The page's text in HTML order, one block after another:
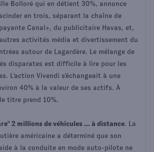
Bolloré qui en détient 30%, annonce
en trois, séparant la chaîne de
Canal+, du publicitaire Havas, et,
activités média et divertissement du
autour de Lagardère. Le mélange de
disparates est difficile à lire pour les
L'action Vivendi s'échangeait à une
40% à la valeur de ses actifs. À
titre prend 10%.
2 millions de véhicules ... à distance. La
américaine a déterminé que son
à la conduite en mode auto-pilote ne